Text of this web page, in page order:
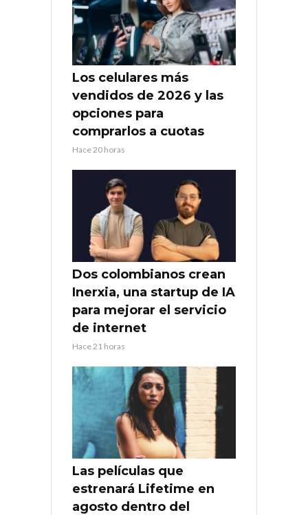
Los celulares más
vendidos de 2026 y las
opciones para
comprarlos a cuotas
Hace 20 horas
Dos colombianos crean
Inerxia, una startup de IA
para mejorar el servicio
de internet
Hace 21 horas
Las películas que
estrenará Lifetime en
agosto dentro del